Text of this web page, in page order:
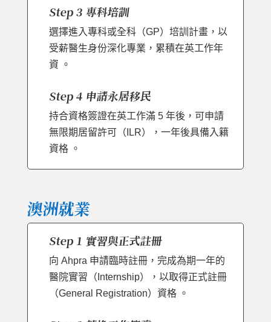
Step 3 專科培訓
選擇進入專科或全科（GP）培訓計畫，以
受薪醫生身份深化專業，累積在英工作年
資 。
Step 4 申請永居移民
持合資格簽證在英工作滿 5 年後，可申請
無限期居留許可（ILR），一年後具備入籍
資格 。
澳洲就業
Step 1 實習與正式註冊
向 Ahpra 申請臨時註冊，完成為期一年的
醫院實習（Internship），以取得正式註冊
（General Registration）資格 。